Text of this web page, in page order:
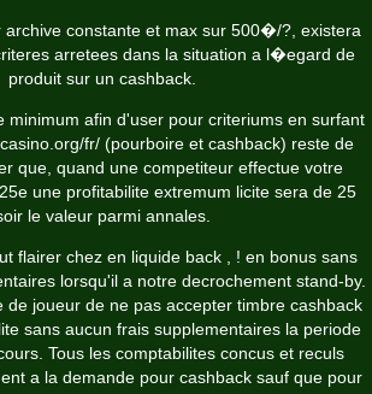
archive constante et max sur 500�/?, existera
arretees dans la situation a l�egard de
produit sur un cashback.
minimum afin d'user pour criteriums en surfant
fr/ (pourboire et cashback) reste de
que, quand une competiteur effectue votre
une profitabilite extremum licite sera de 25
le valeur parmi annales.
flairer chez en liquide back , ! en bonus sans
lorsqu'il a notre decrochement stand-by.
de joueur de ne pas accepter timbre cashback
sans aucun frais supplementaires la periode
Tous les comptabilites concus et reculs
a la demande pour cashback sauf que pour